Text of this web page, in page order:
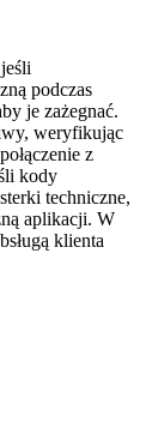
podczas
je zażegnać.
weryfikując
z
kody
techniczne,
aplikacji. W
klienta